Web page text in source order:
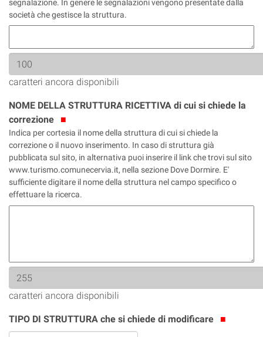
segnalazione. In genere le segnalazioni vengono presentate dalla
società che gestisce la struttura.
caratteri ancora disponibili
NOME DELLA STRUTTURA RICETTIVA di cui si chiede la
correzione
Indica per cortesia il nome della struttura di cui si chiede la
correzione o il nuovo inserimento. In caso di struttura già
pubblicata sul sito, in alternativa puoi inserire il link che trovi sul sito
www.turismo.comunecervia.it, nella sezione Dove Dormire. E'
sufficiente digitare il nome della struttura nel campo specifico o
effettuare la ricerca.
caratteri ancora disponibili
TIPO DI STRUTTURA che si chiede di modificare